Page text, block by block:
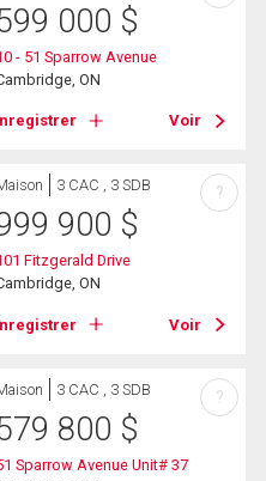
000 $
- 51 Sparrow Avenue
ON
Voir
3 CAC , 3 SDB
900 $
Fitzgerald Drive
ON
Voir
?
3 CAC , 3 SDB
800 $
Sparrow Avenue Unit# 37
?